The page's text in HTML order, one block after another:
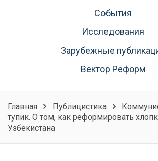
События
Исследования
Зарубежные
Вектор Реформ
Главная Публицистика
тупик. О том, как реформировать
Узбекистана